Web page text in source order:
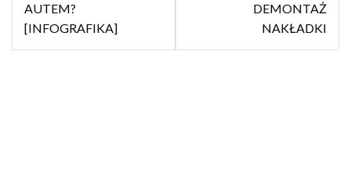
AUTEM?
[INFOGRAFIKA]
DEMONTAŻ
NAKŁADKI